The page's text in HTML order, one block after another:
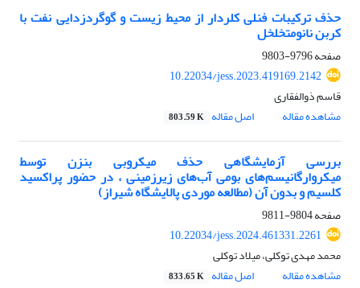
حذف ترکیبات فنلی کلردار از محیط زیست و گوگردزدایی نفت با
کربن نانومتخلخل
صفحه9796-9803
10.22034/jess.2023.419169.2142
قاسم ذوالفقاری
مشاهده مقاله
اصل مقاله 803.59 K
بررسی آزمایشگاهی حذف میکروبی بنزن توسط
میکروارگانیسم‌های بومی آب‌های زیرزمینی ، در حضور پراکسید
کلسیم و بدون آن (مطالعه موردی پالایشگاه شیراز)
صفحه9804-9811
10.22034/jess.2024.461331.2261
محمد مهدی توکلی، میلاد توکلی
مشاهده مقاله
اصل مقاله 833.65 K